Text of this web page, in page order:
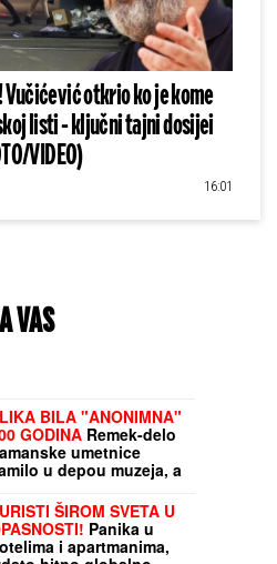
Vučićević otkrio ko je kome
listi - ključni tajni dosijei
VIDEO)
16:01
VAS